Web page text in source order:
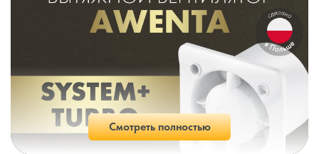
Смотреть полностью